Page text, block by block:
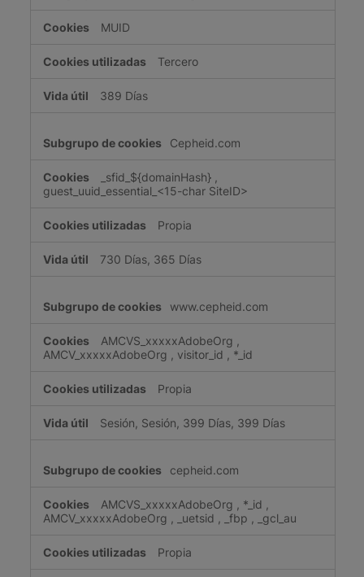
MUID
Tercero
389 Días
Cepheid.com
_sfid_${domainHash} ,
guest_uuid_essential_<15-char SiteID>
Propia
730 Días, 365 Días
www.cepheid.com
AMCVS_xxxxxAdobeOrg ,
AMCV_xxxxxAdobeOrg , visitor_id , *_id
Propia
Sesión, Sesión, 399 Días, 399 Días
cepheid.com
AMCVS_xxxxxAdobeOrg , *_id ,
AMCV_xxxxxAdobeOrg , _uetsid , _fbp , _gcl_au
Propia